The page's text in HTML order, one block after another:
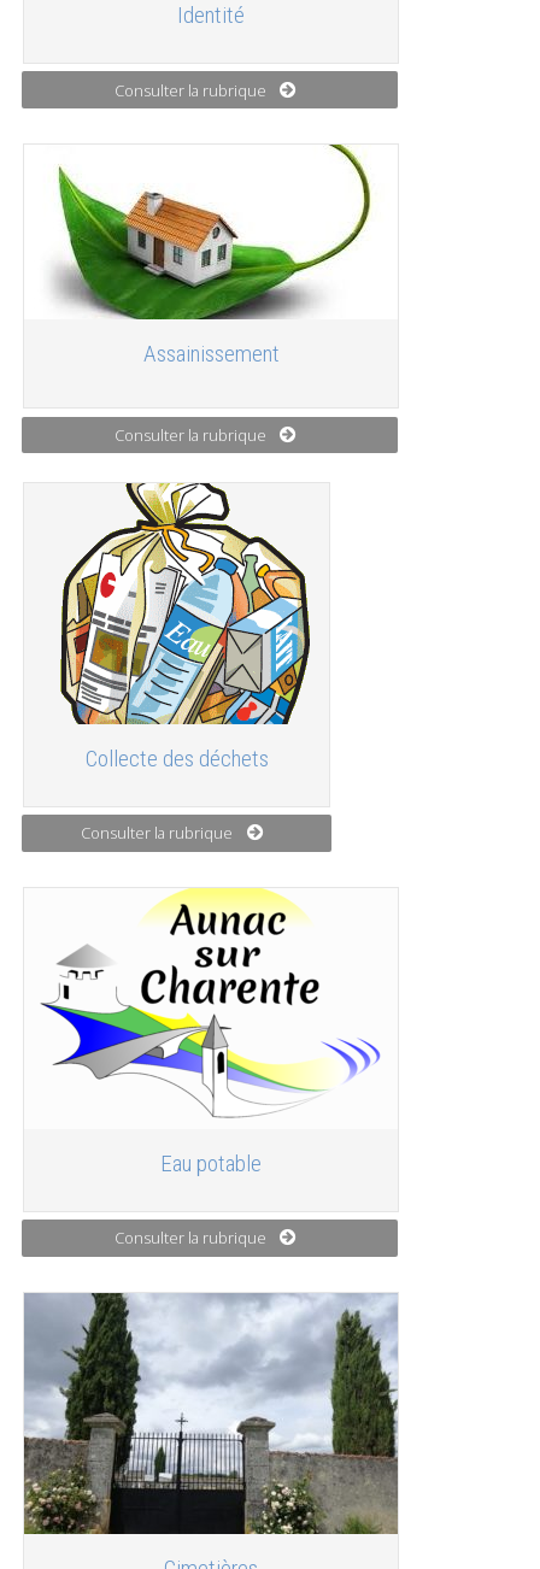
Identité
Consulter la rubrique
Assainissement
Consulter la rubrique
Collecte des déchets
Consulter la rubrique
Eau potable
Consulter la rubrique